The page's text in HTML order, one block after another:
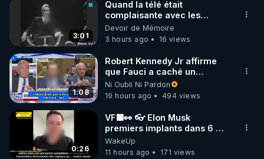
Une pratique quotidienne, progressive, lucide. Un
engagement vivant pour construire une santé
souveraine.
21:10 – Conclusion & invitation
Changer de cap… et si cette fois, c’était pour de
bon ?
Invitation à rejoindre le parcours sur rgnr.tv
--------
▶ Facebook RGNR :
https://www.facebook.com/thierry.rgnr/
3:01
Quand la télé était
complaisante avec les
pédophiles
Devoir de Mémoire
3 hours ago
16 views
1:08
Robert Kennedy Jr affirme
que Fauci a caché un
infarctus pulmonaire
survenu après sa
vaccination
Ni Oubli Ni Pardon
19 hours ago
494 views
0:26
VF🟩👀 👓 Elon Musk
premiers implants dans 6 à
12 mois - rendre la vue aux
aveugles-Joclelyne Trad
WakeUp
11 hours ago
171 views